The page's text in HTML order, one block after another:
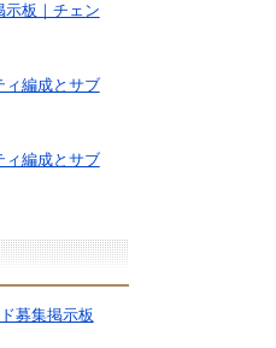
示板｜チェン
ィ編成とサブ
ィ編成とサブ
募集掲示板